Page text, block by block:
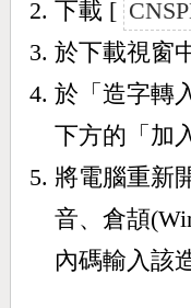
下載 [
於下載視窗
於「造字轉
下方的「加
將電腦重新
音、倉頡
內碼輸入該